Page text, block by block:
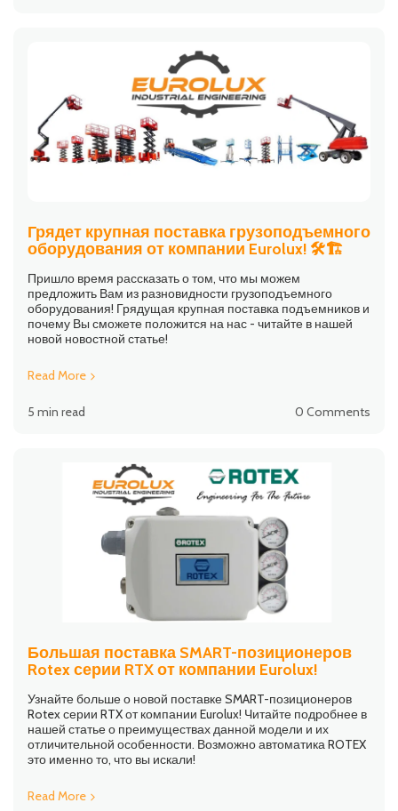
Грядет крупная поставка грузоподъемного
оборудования от компании Eurolux! 🛠🏗
Пришло время рассказать о том, что мы можем
предложить Вам из разновидности грузоподъемного
оборудования! Грядущая крупная поставка подъемников и
почему Вы сможете положится на нас - читайте в нашей
новой новостной статье!
Read More
5 min read 0 Comments
Большая поставка SMART-позиционеров
Rotex серии RTX от компании Eurolux!
Узнайте больше о новой поставке SMART-позиционеров
Rotex серии RTX от компании Eurolux! Читайте подробнее в
нашей статье о преимуществах данной модели и их
отличительной особенности. Возможно автоматика ROTEX
это именно то, что вы искали!
Read More